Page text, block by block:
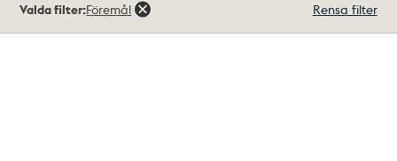
träffar
Valda filter:Föremål Rensa filter